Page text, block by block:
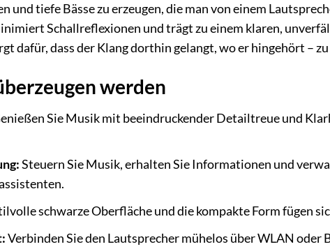
und tiefe Bässe zu erzeugen, die man von einem
Schallreflexionen und trägt zu einem klaren,
dafür, dass der Klang dorthin gelangt, wo er hingehört –
werden
Sie Musik mit beeindruckender Detailtreue und
Steuern Sie Musik, erhalten Sie Informationen und
schwarze Oberfläche und die kompakte Form fügen
Verbinden Sie den Lautsprecher mühelos über WLAN